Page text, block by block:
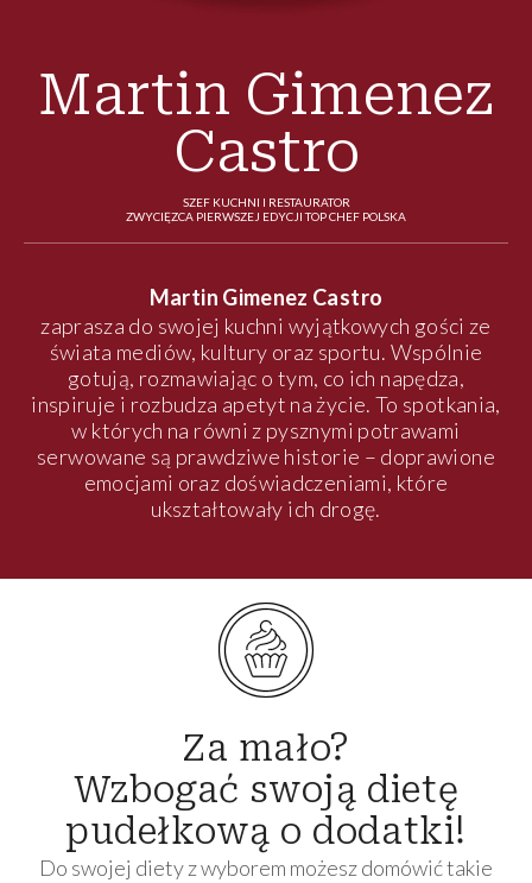
Martin Gimenez
Castro
SZEF KUCHNI I RESTAURATOR
ZWYCIĘZCA PIERWSZEJ EDYCJI TOP CHEF POLSKA
Martin Gimenez Castro
zaprasza do swojej kuchni wyjątkowych gości ze
świata mediów, kultury oraz sportu. Wspólnie
gotują, rozmawiając o tym, co ich napędza,
inspiruje i rozbudza apetyt na życie. To spotkania,
w których na równi z pysznymi potrawami
serwowane są prawdziwe historie – doprawione
emocjami oraz doświadczeniami, które
ukształtowały ich drogę.
Za mało?
Wzbogać swoją dietę
pudełkową o dodatki!
Do swojej diety z wyborem możesz domówić takie